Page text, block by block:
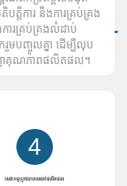
បត្តិការ និងការគ្រប់គ្រង
ារគ្រប់គ្រងលំដាប់
មបញ្ចូលគ្នា ដើម្បីលុប
ាគុណភាពផលិតផល។
4
សេវាកម្មក្រោយពេលលក់ផលិតផល